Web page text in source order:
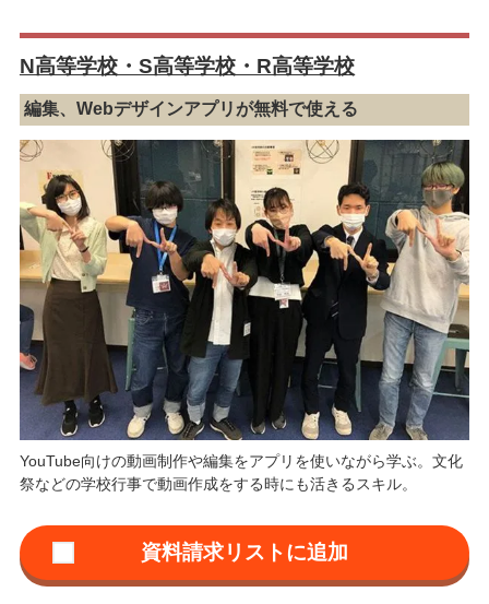
N高等学校・S高等学校・R高等学校
編集、Webデザインアプリが無料で使える
YouTube向けの動画制作や編集をアプリを使いながら学ぶ。文化
祭などの学校行事で動画作成をする時にも活きるスキル。